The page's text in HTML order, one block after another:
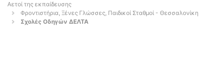
Αετοί της εκπαίδευσης
Φροντιστήρια, Ξένες Γλώσσες, Παιδικοί Σταθμοί - Θεσσαλονίκη
Σχολές Οδηγών ΔΕΛΤΑ